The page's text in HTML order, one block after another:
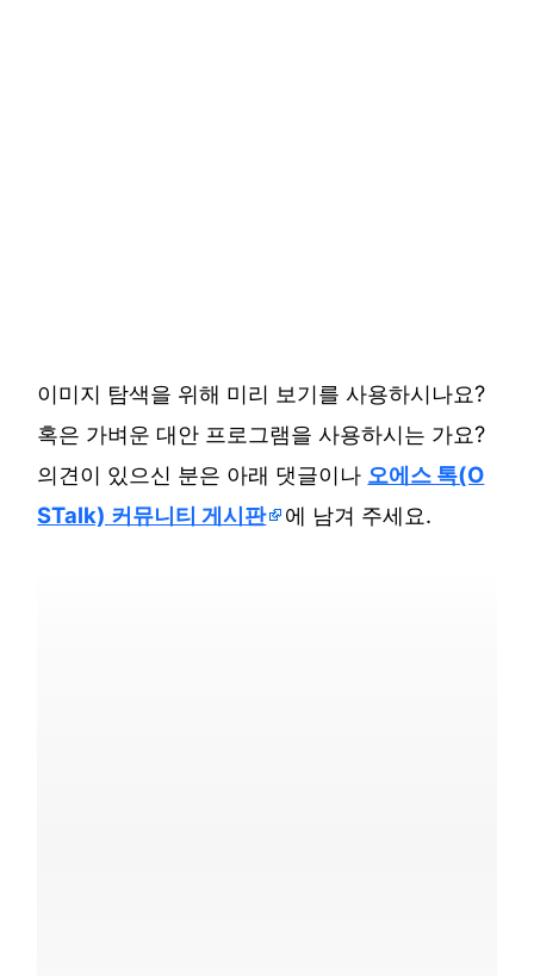
이미지 탐색을 위해 미리 보기를 사용하시나요?
혹은 가벼운 대안 프로그램을 사용하시는 가요?
의견이 있으신 분은 아래 댓글이나 오에스 톡(O
STalk) 커뮤니티 게시판
에 남겨 주세요.